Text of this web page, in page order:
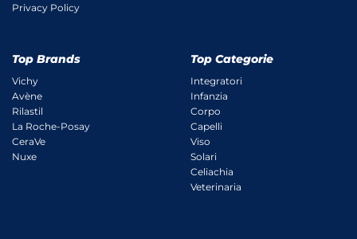
Privacy Policy
Top Brands
Vichy
Avène
Rilastil
La Roche-Posay
CeraVe
Nuxe
Top Categorie
Integratori
Infanzia
Corpo
Capelli
Viso
Solari
Celiachia
Veterinaria